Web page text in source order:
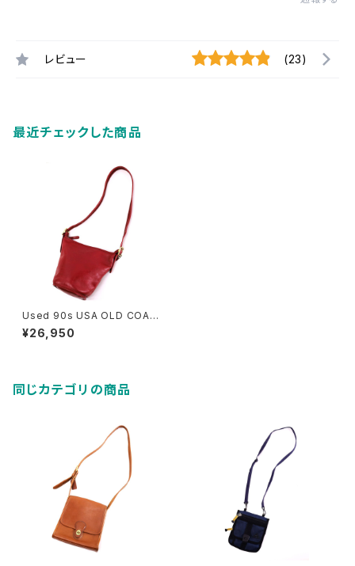
レビュー (23)
最近チェックした商品
Used 90s USA OLD COAC
H Wine Red Grab Leather
Bucket Type Sholder Bag
¥26,950
同じカテゴリの商品